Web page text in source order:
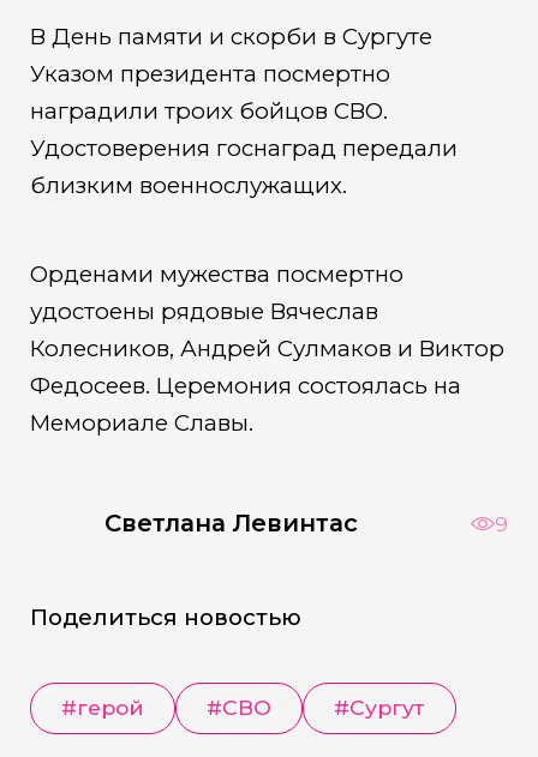
В День памяти и скорби в Сургуте
Указом президента посмертно
наградили троих бойцов СВО.
Удостоверения госнаград передали
близким военнослужащих.
Орденами мужества посмертно
удостоены рядовые Вячеслав
Колесников, Андрей Сулмаков и Виктор
Федосеев. Церемония состоялась на
Мемориале Славы.
Светлана Левинтас 9
Поделиться новостью
#герой #СВО #Сургут